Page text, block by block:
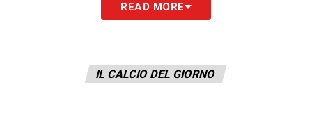
READ MORE
IL CALCIO DEL GIORNO